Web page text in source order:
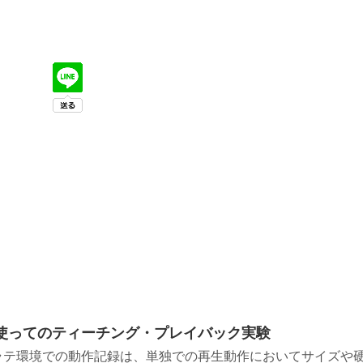
ってのティーチング・プレイバック実験
環境での動作記録は、単独での再生動作においてサイズや